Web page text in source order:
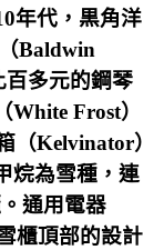
年代，黒角洋
Baldwin
百多元的鋼琴
Frost）
（Kelvinator）
烷為雪種，連
通用電器
櫃頂部的設計